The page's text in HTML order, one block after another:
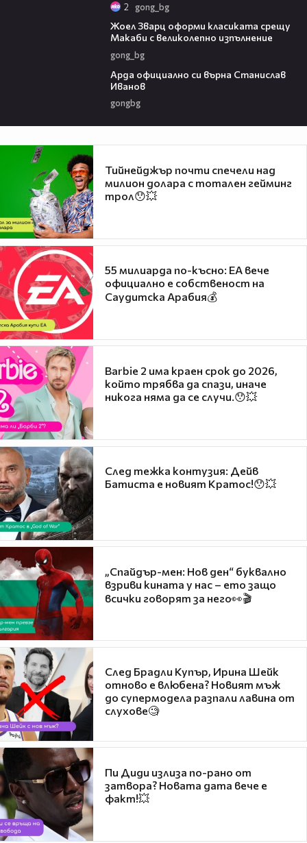
2 gong_bg
Жоел Зварц оформи класиката срещу
Макаби с великолепно изпълнение
gong_bg
Арда официално си върна Станислав
Иванов
gongbg
Тийнейджър почти спечели над
милион долара с тотален гейминг
трол😯💥
55 милиарда по-късно: EA вече
официално е собственост на
Саудитска Арабия💰
Barbie 2 има краен срок до 2026,
който трябва да спази, иначе
никога няма да се случи.😯💥
След тежка контузия: Дейв
Батиста е новият Кратос!😯💥
„Спайдър-мен: Нов ден“ буквално
взриви кината у нас – ето защо
всички говорят за него👀🎬
След Брадли Купър, Ирина Шейк
отново е влюбена? Новият мъж
до супермодела разпали лавина от
слухове🧐
Пи Диди излиза по-рано от
затвора? Новата дата вече е
факт!💥